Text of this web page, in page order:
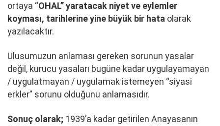
ortaya “OHAL” yaratacak niyet ve eylemler
koyması, tarihlerine yine büyük bir hata olarak
yazılacaktır.
Ulusumuzun anlaması gereken sorunun yasalar
değil, kurucu yasaları bugüne kadar uygulayamayan
/ uygulatmayan / uygulamak istemeyen “siyasi
erkler” sorunu olduğunu anlamasıdır.
Sonuç olarak; 1939’a kadar getirilen Anayasanın